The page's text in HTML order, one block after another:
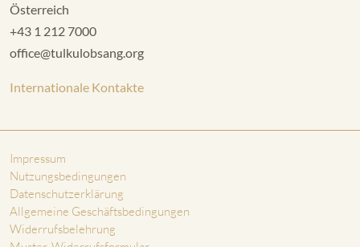
Österreich
+43 1 212 7000
office@tulkulobsang.org
Internationale Kontakte
Impressum
Nutzungsbedingungen
Datenschutzerklärung
Allgemeine Geschäftsbedingungen
Widerrufsbelehrung